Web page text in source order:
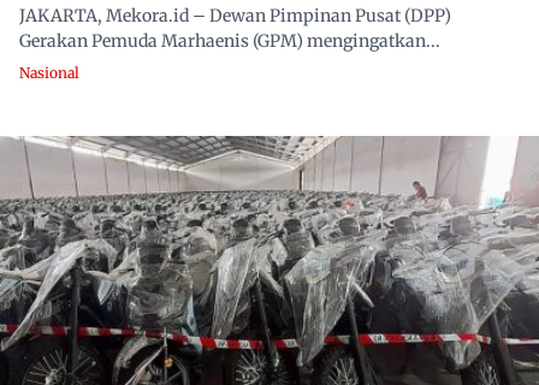
JAKARTA, Mekora.id – Dewan Pimpinan Pusat (DPP)
Gerakan Pemuda Marhaenis (GPM) mengingatkan...
Nasional